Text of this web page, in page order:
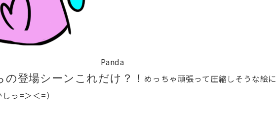
Panda
の登場シーンこれだけ？！ めっちゃ頑張って圧縮しそうな絵に
っ=＞＜=）